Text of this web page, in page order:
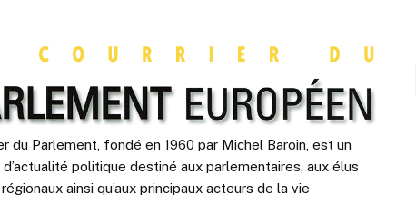
du Parlement, fondé en 1960 par Michel Baroin, est un
d’actualité politique destiné aux parlementaires, aux élus
ainsi qu’aux principaux acteurs de la vie